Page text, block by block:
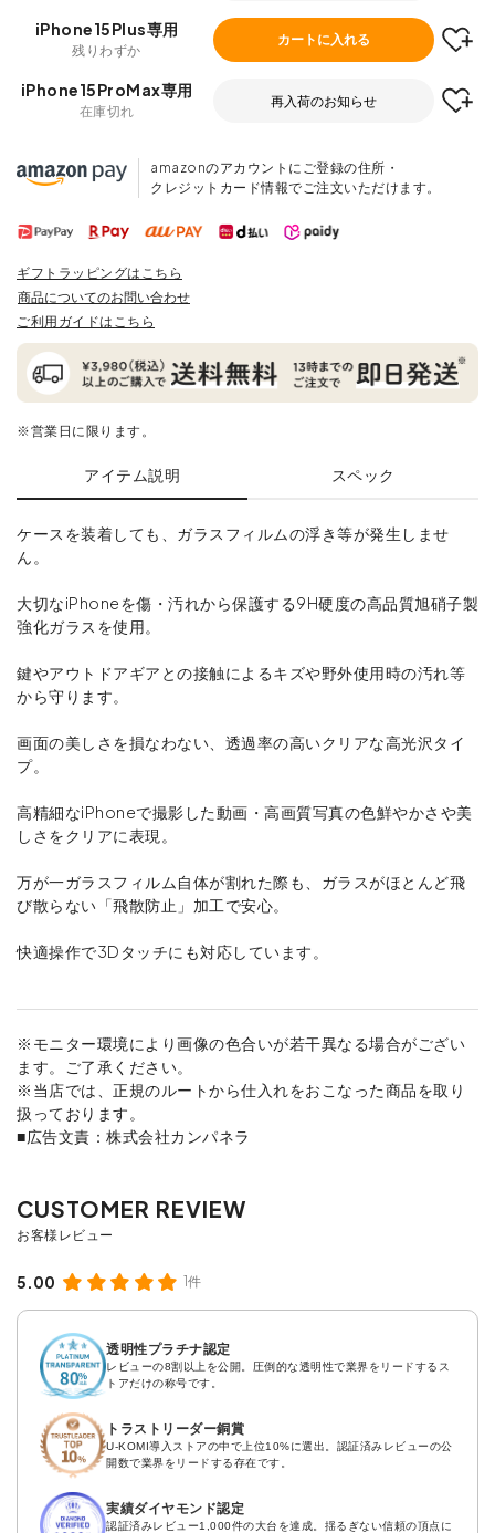
iPhone15Plus専用
残りわずか
カートに入れる
iPhone15ProMax専用
在庫切れ
再入荷のお知らせ
amazonのアカウントにご登録の住所・
クレジットカード情報でご注文いただけます。
ギフトラッピングはこちら
商品についてのお問い合わせ
ご利用ガイドはこちら
※営業日に限ります。
アイテム説明 スペック
ケースを装着しても、ガラスフィルムの浮き等が発生しませ
ん。
大切なiPhoneを傷・汚れから保護する9H硬度の高品質旭硝子製
強化ガラスを使用。
鍵やアウトドアギアとの接触によるキズや野外使用時の汚れ等
から守ります。
画面の美しさを損なわない、透過率の高いクリアな高光沢タイ
プ。
高精細なiPhoneで撮影した動画・高画質写真の色鮮やかさや美
しさをクリアに表現。
万が一ガラスフィルム自体が割れた際も、ガラスがほとんど飛
び散らない「飛散防止」加工で安心。
快適操作で3Dタッチにも対応しています。
※モニター環境により画像の色合いが若干異なる場合がござい
ます。ご了承ください。
※当店では、正規のルートから仕入れをおこなった商品を取り
扱っております。
■広告文責：株式会社カンパネラ
5.00 1件
透明性プラチナ認定
レビューの8割以上を公開。圧倒的な透明性で業界をリードするス
トアだけの称号です。
トラストリーダー銅賞
U-KOMI導入ストアの中で上位10%に選出。認証済みレビューの公
開数で業界をリードする存在です。
実績ダイヤモンド認定
認証済みレビュー1,000件の大台を達成。揺るぎない信頼の頂点に